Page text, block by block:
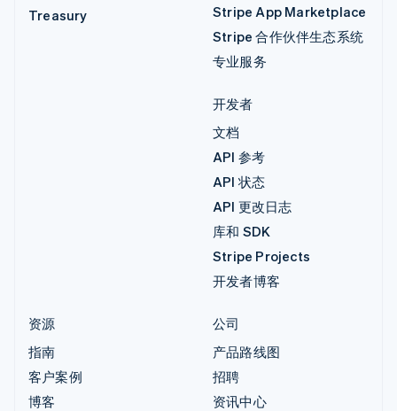
Treasury
Stripe App Marketplace
Stripe 合作伙伴生态系统
专业服务
开发者
文档
API 参考
API 状态
API 更改日志
库和 SDK
Stripe Projects
开发者博客
资源
指南
客户案例
博客
公司
产品路线图
招聘
资讯中心